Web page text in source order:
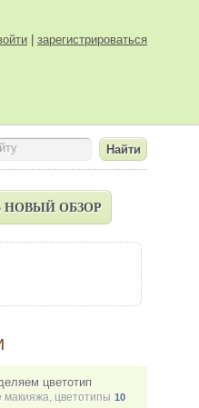
зарегистрироваться
НОВЫЙ ОБЗОР
цветотип
макияжа, цветотипы 10